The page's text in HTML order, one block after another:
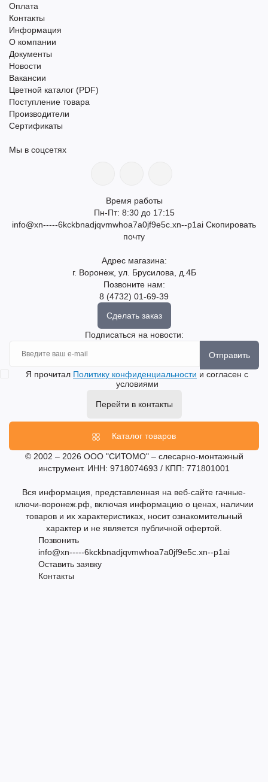
Оплата
Контакты
Информация
О компании
Документы
Новости
Вакансии
Цветной каталог (PDF)
Поступление товара
Производители
Сертификаты
Мы в соцсетях
Время работы
Пн-Пт: 8:30 до 17:15
info@xn-----6kckbnadjqvmwhoa7a0jf9e5c.xn--p1ai Скопировать
почту
Адрес магазина:
г. Воронеж, ул. Брусилова, д.4Б
Позвоните нам:
8 (4732) 01-69-39
Сделать заказ
Подписаться на новости:
Отправить
Я прочитал Политику конфиденциальности и согласен с
условиями
Перейти в контакты
Каталог товаров
© 2002 – 2026 ООО "СИТОМО" – слесарно-монтажный
инструмент. ИНН: 9718074693 / КПП: 771801001
Вся информация, представленная на веб-сайте гачные-
ключи-воронеж.рф, включая информацию о ценах, наличии
товаров и их характеристиках, носит ознакомительный
характер и не является публичной офертой.
Позвонить
info@xn-----6kckbnadjqvmwhoa7a0jf9e5c.xn--p1ai
Оставить заявку
Контакты